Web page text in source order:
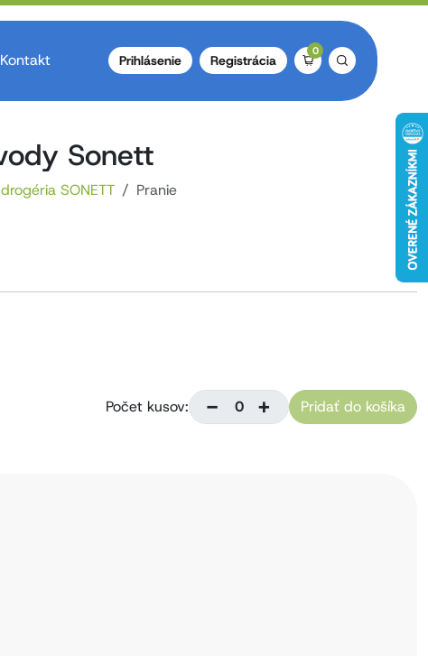
Kontakt Prihlásenie Registrácia
0
Sonett
SONETT Pranie
Počet kusov: - + Pridať do košíka